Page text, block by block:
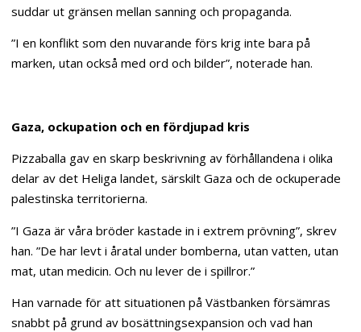
suddar ut gränsen mellan sanning och propaganda.
”I en konflikt som den nuvarande förs krig inte bara på
marken, utan också med ord och bilder”, noterade han.
Gaza, ockupation och en fördjupad kris
Pizzaballa gav en skarp beskrivning av förhållandena i olika
delar av det Heliga landet, särskilt Gaza och de ockuperade
palestinska territorierna.
”I Gaza är våra bröder kastade in i extrem prövning”, skrev
han. ”De har levt i åratal under bomberna, utan vatten, utan
mat, utan medicin. Och nu lever de i spillror.”
Han varnade för att situationen på Västbanken försämras
snabbt på grund av bosättningsexpansion och vad han